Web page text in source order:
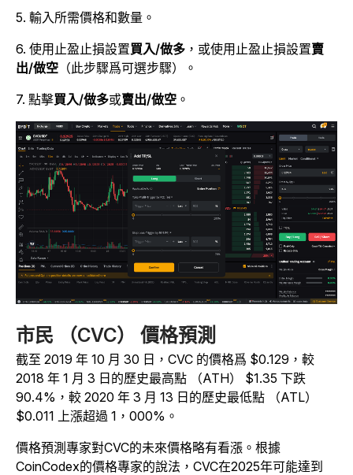
5. 輸入所需價格和數量。
6. 使用止盈止損設置買入/做多 ，或使用止盈止損設置賣
出/做空 （此步驟爲可選步驟）。
7. 點擊買入/做多或賣出/做空 。
市民 （CVC） 價格預測
截至 2019 年 10 月 30 日，CVC 的價格爲 $0.129，較
2018 年 1 月 3 日的歷史最高點 （ATH） $1.35 下跌
90.4%，較 2020 年 3 月 13 日的歷史最低點 （ATL）
$0.011 上漲超過 1，000%。
價格預測專家對CVC的未來價格略有看漲。根據
CoinCodex的價格專家的說法，CVC在2025年可能達到